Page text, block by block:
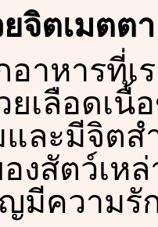
จิตเมตตา
อาหารที่
ยเลือดเนื้
ละมีจิตส
งสัตว์เห
มีความรั